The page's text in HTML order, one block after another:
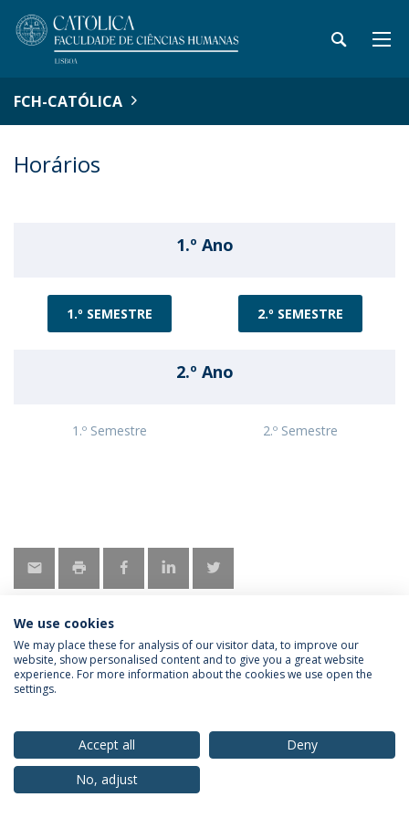
FCH-CATÓLICA
Horários
1.º Ano
1.º SEMESTRE 2.º SEMESTRE
2.º Ano
1.º Semestre 2.º Semestre
Política de Privacidade
Termos & Condições
© 2026 Universidade Católica Portuguesa
We use cookies
We may place these for analysis of our visitor data, to improve our
website, show personalised content and to give you a great website
experience. For more information about the cookies we use open the
settings.
Accept all
Deny
No, adjust